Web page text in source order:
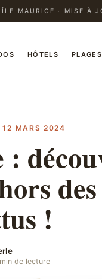
MAURICE · MISE À
HÔTELS PLAGES
12 MARS 2024
:
!
de lecture